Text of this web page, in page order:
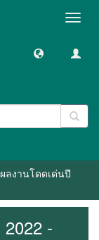
ลงานโดดเด่นปี
-